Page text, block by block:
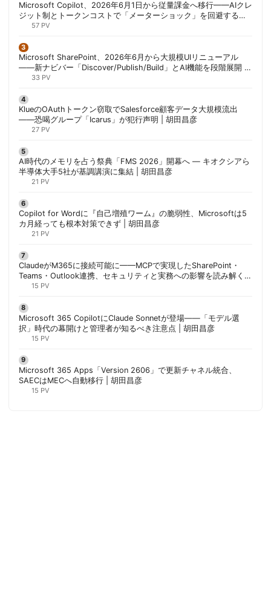
Microsoft Copilot、2026年6月1日から従量課金へ移行——AIクレ
ジット制とトークンコストで「メーターショック」を回避する方
法 | 胡田昌彦
57 PV
Microsoft SharePoint、2026年6月から大規模UIリニューアル
——新ナビバー「Discover/Publish/Build」とAI機能を段階展開 |
胡田昌彦
33 PV
KlueのOAuthトークン窃取でSalesforce顧客データ大規模流出
——恐喝グループ「Icarus」が犯行声明 | 胡田昌彦
27 PV
AI時代のメモリを占う祭典「FMS 2026」開幕へ ― キオクシアら
半導体大手5社が基調講演に集結 | 胡田昌彦
21 PV
Copilot for Wordに『自己増殖ワーム』の脆弱性、Microsoftは5
カ月経っても根本対策できず | 胡田昌彦
21 PV
ClaudeがM365に接続可能に——MCPで実現したSharePoint・
Teams・Outlook連携、セキュリティと実務への影響を読み解く |
胡田昌彦
15 PV
Microsoft 365 CopilotにClaude Sonnetが登場——「モデル選
択」時代の幕開けと管理者が知るべき注意点 | 胡田昌彦
15 PV
Microsoft 365 Apps「Version 2606」で更新チャネル統合、
SAECはMECへ自動移行 | 胡田昌彦
15 PV